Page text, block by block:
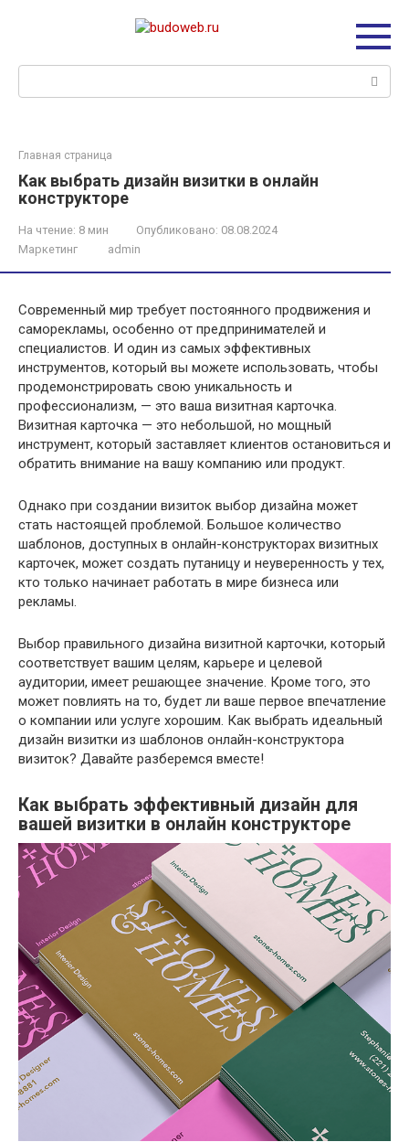
Главная страница
Как выбрать дизайн визитки в онлайн
конструкторе
На чтение: 8 мин Опубликовано: 08.08.2024
Маркетинг
admin
Современный мир требует постоянного продвижения и
саморекламы, особенно от предпринимателей и
специалистов. И один из самых эффективных
инструментов, который вы можете использовать, чтобы
продемонстрировать свою уникальность и
профессионализм, — это ваша визитная карточка.
Визитная карточка — это небольшой, но мощный
инструмент, который заставляет клиентов остановиться и
обратить внимание на вашу компанию или продукт.
Однако при создании визиток выбор дизайна может
стать настоящей проблемой. Большое количество
шаблонов, доступных в онлайн-конструкторах визитных
карточек, может создать путаницу и неуверенность у тех,
кто только начинает работать в мире бизнеса или
рекламы.
Выбор правильного дизайна визитной карточки, который
соответствует вашим целям, карьере и целевой
аудитории, имеет решающее значение. Кроме того, это
может повлиять на то, будет ли ваше первое впечатление
о компании или услуге хорошим. Как выбрать идеальный
дизайн визитки из шаблонов онлайн-конструктора
визиток? Давайте разберемся вместе!
Как выбрать эффективный дизайн для
вашей визитки в онлайн конструкторе